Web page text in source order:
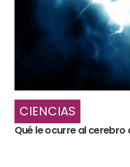
CIENCIAS
Qué le ocurre al